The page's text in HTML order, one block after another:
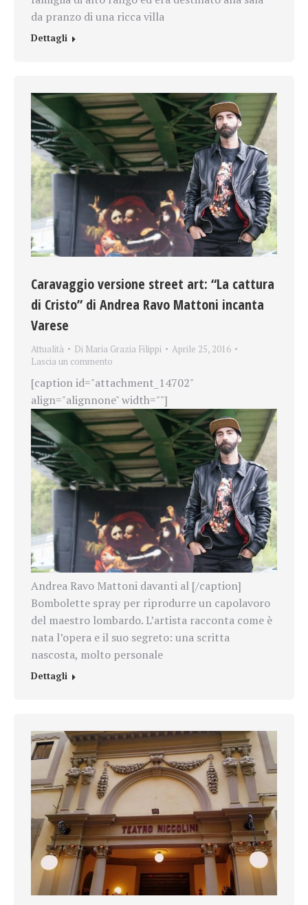
da pranzo di una ricca villa
Dettagli
Caravaggio versione street art: “La cattura
di Cristo” di Andrea Ravo Mattoni incanta
Varese
Attualità Di Maria Grazia Filippi
Aprile 25, 2016
Lascia un commento
[caption id="attachment_14702"
align="alignnone" width=""]
Andrea Ravo Mattoni davanti al [/caption]
Bombolette spray per riprodurre un capolavoro
del maestro lombardo. L’artista racconta come è
nata l’opera e il suo segreto: una scritta
nascosta, molto personale
Dettagli